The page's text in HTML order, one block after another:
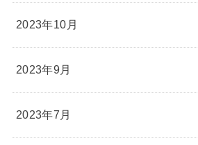
2023年10月
2023年9月
2023年7月